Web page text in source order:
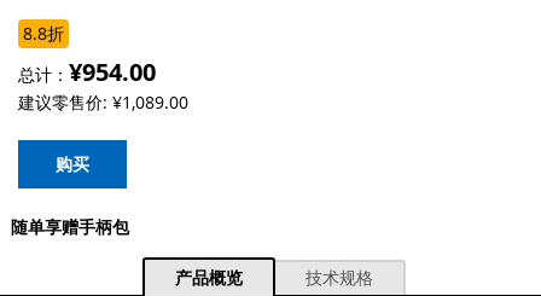
8.8折
总计： ¥954.00
建议零售价: ¥1,089.00
购买
随单享赠手柄包
产品概览 技术规格